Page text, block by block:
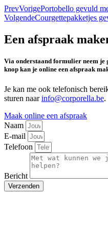
PrevVorigePortobello gevuld
VolgendeCourgettepakketjes
Een afspraak
Via onderstaand formulier neem je
knop kan je online een afspraak
Je kan me ook telefonisch
sturen naarinfo@corporella.be.
Maak online een afspraak
Naam
E-mail
Telefoon
Bericht
Verzenden